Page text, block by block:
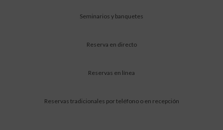
Seminarios y banquetes
Reserva en directo
Reservas en línea
Reservas tradicionales por teléfono o en recepción